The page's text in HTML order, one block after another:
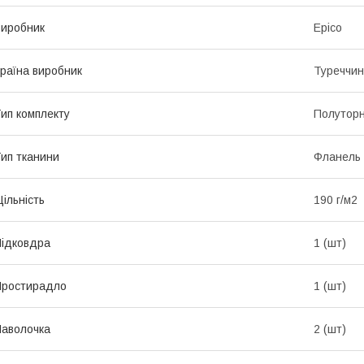
Epico
виробник
комплекту
тканини Фланель
190 г/м2
1 (шт)
1 (шт)
2 (шт)